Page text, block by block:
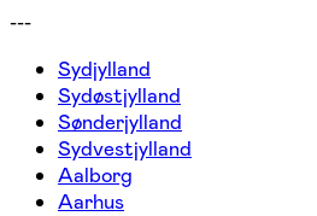
---
Sydjylland
Sydøstjylland
Sønderjylland
Sydvestjylland
Aalborg
Aarhus